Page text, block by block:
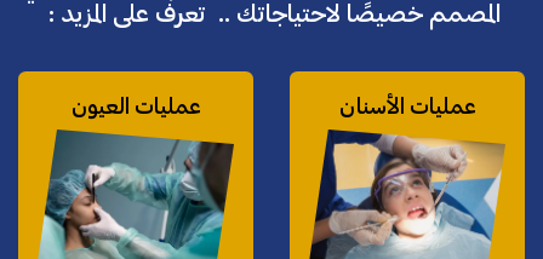
المصمم خصيصًا لاحتياجاتك .. تعرف على المزيد :
عمليات الأسنان عمليات العيون